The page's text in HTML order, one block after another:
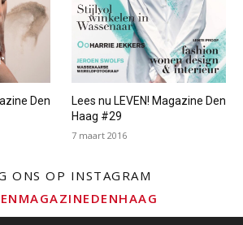
Den
Lees nu LEVEN! Magazine Den
Haag #29
7 maart 2016
ONS OP INSTAGRAM